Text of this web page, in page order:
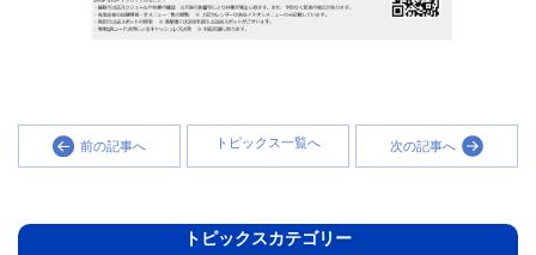
前の記事へ トピックス一覧へ 次の記事へ
トピックスカテゴリー